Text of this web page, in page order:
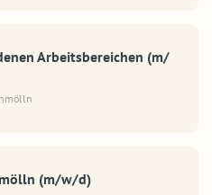
Arbeitsbereichen (m/
(m/w/d)